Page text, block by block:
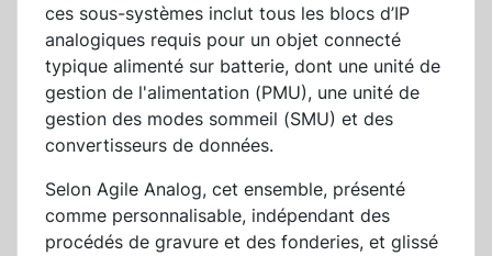
ces sous-systèmes inclut tous les blocs d’IP
analogiques requis pour un objet connecté
typique alimenté sur batterie, dont une unité de
gestion de l'alimentation (PMU), une unité de
gestion des modes sommeil (SMU) et des
convertisseurs de données.
Selon Agile Analog, cet ensemble, présenté
comme personnalisable, indépendant des
procédés de gravure et des fonderies, et glissé